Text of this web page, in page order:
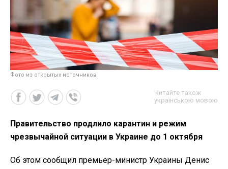
Фото из открытых источников
Читайте також
українською мовою
Правительство продлило карантин и режим
чрезвычайной ситуации в Украине до 1 октября
Об этом сообщил премьер-министр Украины Денис